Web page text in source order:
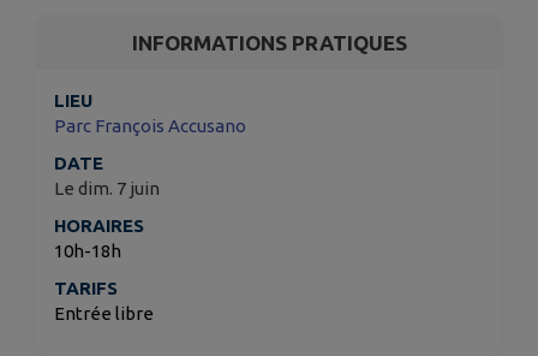
INFORMATIONS PRATIQUES
LIEU
Parc François Accusano
DATE
Le dim. 7 juin
HORAIRES
10h-18h
TARIFS
Entrée libre